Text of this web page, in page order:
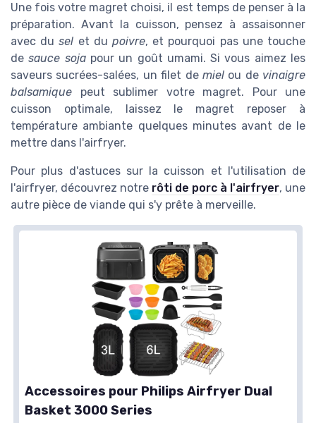
Une fois votre magret choisi, il est temps de penser à la
préparation. Avant la cuisson, pensez à assaisonner
avec dusel et dupoivre, et pourquoi pas une touche
desauce sojapour un goût umami. Si vous aimez les
saveurs sucrées-salées, un filet de mielou de vinaigre
balsamique peut sublimer votre magret. Pour une
cuisson optimale, laissez le magret reposer à
température ambiante quelques minutes avant de le
mettre dans l'airfryer.
Pour plus d'astuces sur la cuisson et l'utilisation de
l'airfryer, découvrez notre rôti de porc à l'airfryer, une
autre pièce de viande qui s'y prête à merveille.
Accessoires pour Philips Airfryer Dual
Basket 3000 Series